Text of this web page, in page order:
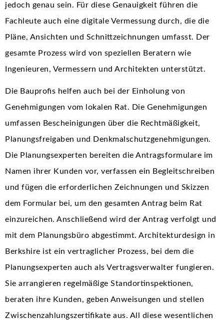
jedoch genau sein. Für diese Genauigkeit führen die
Fachleute auch eine digitale Vermessung durch, die die
Pläne, Ansichten und Schnittzeichnungen umfasst. Der
gesamte Prozess wird von speziellen Beratern wie
Ingenieuren, Vermessern und Architekten unterstützt.
Die Bauprofis helfen auch bei der Einholung von
Genehmigungen vom lokalen Rat. Die Genehmigungen
umfassen Bescheinigungen über die Rechtmäßigkeit,
Planungsfreigaben und Denkmalschutzgenehmigungen.
Die Planungsexperten bereiten die Antragsformulare im
Namen ihrer Kunden vor, verfassen ein Begleitschreiben
und fügen die erforderlichen Zeichnungen und Skizzen
dem Formular bei, um den gesamten Antrag beim Rat
einzureichen. Anschließend wird der Antrag verfolgt und
mit dem Planungsbüro abgestimmt. Architekturdesign in
Berkshire ist ein vertraglicher Prozess, bei dem die
Planungsexperten auch als Vertragsverwalter fungieren.
Sie arrangieren regelmäßige Standortinspektionen,
beraten ihre Kunden, geben Anweisungen und stellen
Zwischenzahlungszertifikate aus. All diese wesentlichen